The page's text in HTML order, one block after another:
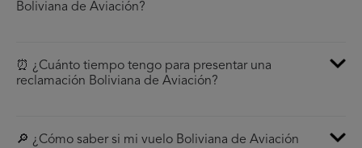
Boliviana de Aviación?
⏰ ¿Cuánto tiempo tengo para presentar una
reclamación Boliviana de Aviación?
🔎 ¿Cómo saber si mi vuelo Boliviana de Aviación